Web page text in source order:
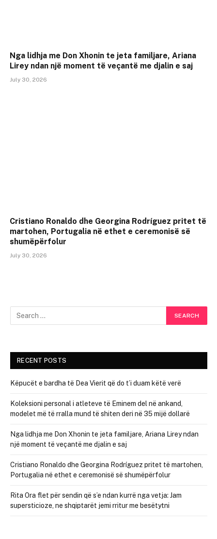
Nga lidhja me Don Xhonin te jeta familjare, Ariana
Lirey ndan një moment të veçantë me djalin e saj
July 30, 2026
Cristiano Ronaldo dhe Georgina Rodríguez pritet të
martohen, Portugalia në ethet e ceremonisë së
shumëpërfolur
July 30, 2026
RECENT POSTS
Këpucët e bardha të Dea Vierit që do t’i duam këtë verë
Koleksioni personal i atleteve të Eminem del në ankand,
modelet më të rralla mund të shiten deri në 35 mijë dollarë
Nga lidhja me Don Xhonin te jeta familjare, Ariana Lirey ndan
një moment të veçantë me djalin e saj
Cristiano Ronaldo dhe Georgina Rodríguez pritet të martohen,
Portugalia në ethet e ceremonisë së shumëpërfolur
Rita Ora flet për sendin që s’e ndan kurrë nga vetja: Jam
supersticioze, ne shqiptarët jemi rritur me besëtytni